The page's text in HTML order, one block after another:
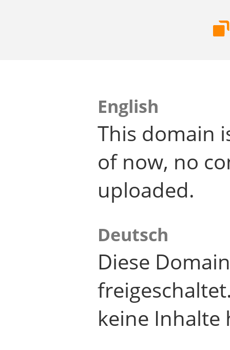
English
This domain
of now, no
uploaded.
Deutsch
Diese
keine Inhalte